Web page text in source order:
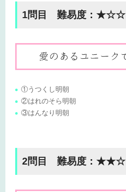
1問目 難易度：★☆☆
①うつくし明朝
②はれのそら明朝
③はんなり明朝
2問目 難易度：★★☆